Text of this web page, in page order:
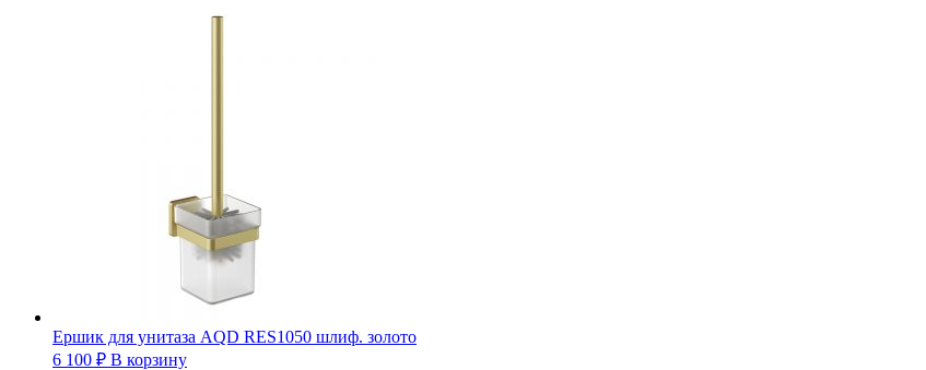
Ершик для унитаза AQD RES1050 шлиф. золото
6 100 ₽ В корзину